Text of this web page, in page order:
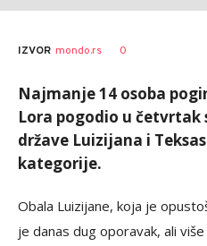
IZVOR mondo.rs 0
Najmanje 14 osoba
Lora pogodio u četvrtak
države Luizijana i
kategorije.
Obala Luizijane, koja je
je danas dug oporavak, ali